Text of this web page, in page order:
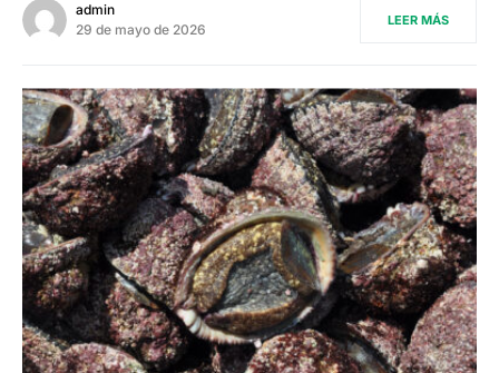
admin
29 de mayo de 2026
LEER MÁS